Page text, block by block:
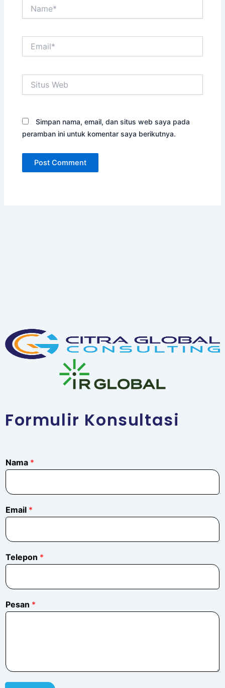
Web
Simpan nama, email, dan situs web saya pada
peramban ini untuk komentar saya berikutnya.
Formulir Konsultasi
Nama *
*
*
e
a
n
Email *
Telepon *
Pesan *